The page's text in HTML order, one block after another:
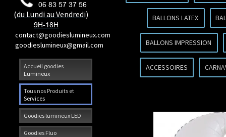
Accueil goodies
Lumineux
Tous nos Produits et
Services
Goodies lumineux LED
Goodies Fluo
06 83 57 37 56
(du Lundi au Vendredi)
9H-18H
contact@goodieslumineux.com
goodieslumineux@gmail.com
BALLONS LATEX
BALLONS IMPRESSION
ACCESSOIRES